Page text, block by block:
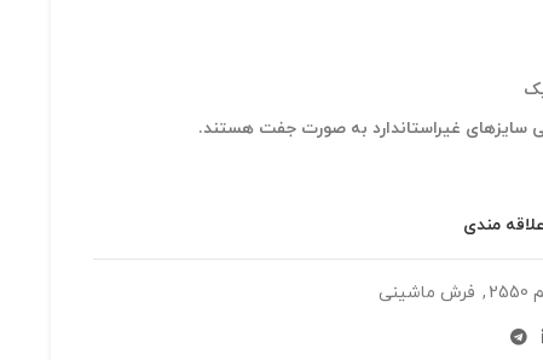
سایزهای غیراستاندارد به صورت جفت هستند.
مندی
, فرش ماشینی